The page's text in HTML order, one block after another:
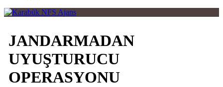
JANDARMADAN
UYUŞTURUCU
OPERASYONU